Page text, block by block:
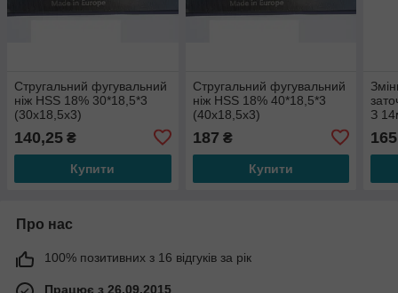
Стругальний фугувальний
ніж HSS 18% 30*18,5*3
(30х18,5х3)
140,25 ₴
Купити
Стругальний фугувальний
ніж HSS 18% 40*18,5*3
(40х18,5х3)
187 ₴
Купити
З
165
Про нас
100% позитивних з 16 відгуків за рік
Працює з 26.09.2015